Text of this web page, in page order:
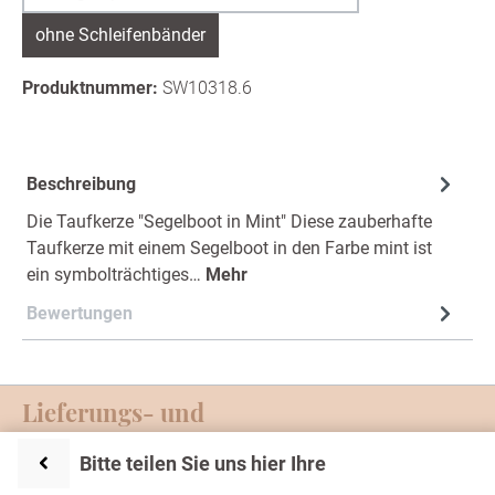
ohne Schleifenbänder
Bitte teilen Sie uns hier Ihre
Produktnummer: SW10318.6
Beschreibung
Die Taufkerze "Segelboot in Mint" Diese zauberhafte
Taufkerze mit einem Segelboot in den Farbe mint ist
ein symbolträchtiges… Mehr
Bewertungen
Lieferungs- und
Zahlungsmöglichkeiten